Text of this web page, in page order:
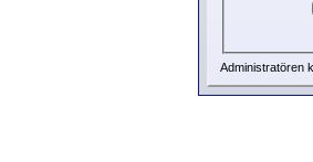
Administratören